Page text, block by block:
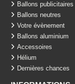
Ballons publicitaires
Ballons neutres
Votre évènement
Ballons aluminium
Accessoires
Hélium
Dernières chances